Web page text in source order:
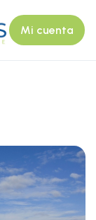
Mi cuenta